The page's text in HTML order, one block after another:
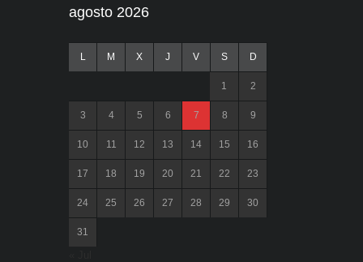
agosto 2026
L M X J V S D
1 2
3 4 5 6 7 8 9
10 11 12 13 14 15 16
17 18 19 20 21 22 23
24 25 26 27 28 29 30
31